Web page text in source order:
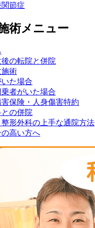
節症
術メニュー
の転院と併院
術
た場合
者がいた場合
保険・人身傷害特約
の併院
形外科の上手な通院方法
高い方へ